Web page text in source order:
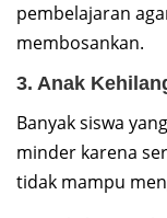
pembelajaran
membosankan.
3. Anak
Banyak siswa
minder karena
tidak mampu